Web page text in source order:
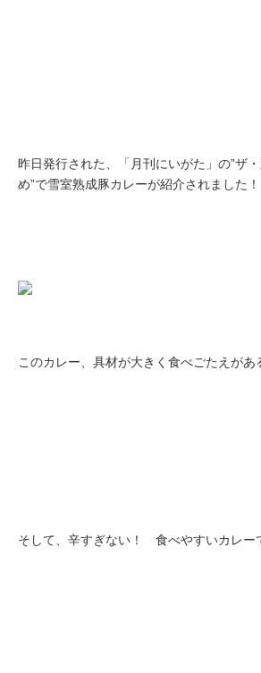
昨日発行された、「月刊にいがた」の”ザ
め”で雪室熟成豚カレーが紹介されました！
このカレー、具材が大きく食べごたえがあ
そして、辛すぎない！ 食べやすいカレー